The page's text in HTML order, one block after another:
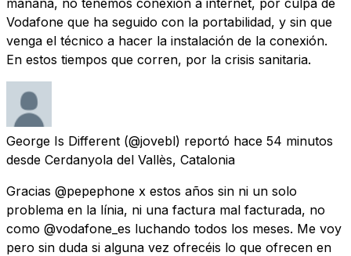
Vodafone que ha seguido con la portabilidad, y sin que
venga el técnico a hacer la instalación de la conexión.
En estos tiempos que corren, por la crisis sanitaria.
George Is Different (@jovebl) reportó hace 54 minutos
desde Cerdanyola del Vallès, Catalonia
Gracias @pepephone x estos años sin ni un solo
problema en la línia, ni una factura mal facturada, no
como @vodafone_es luchando todos los meses. Me voy
pero sin duda si alguna vez ofrecéis lo que ofrecen en